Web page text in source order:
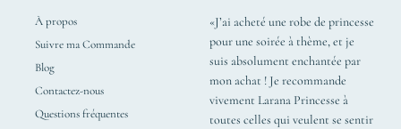
À propos
Suivre ma Commande
Blog
Contactez-nous
Questions fréquentes
«J’ai acheté une robe de princesse
pour une soirée à thème, et je
suis absolument enchantée par
mon achat ! Je recommande
vivement Larana Princesse à
toutes celles qui veulent se sentir